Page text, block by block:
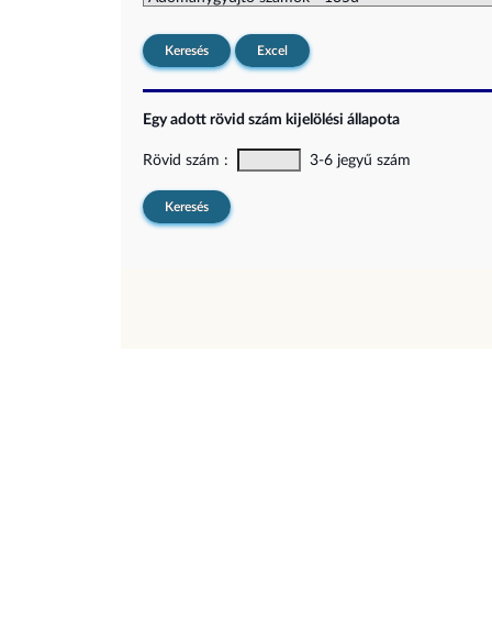
Keresés Excel
Egy adott rövid szám kijelölési állapota
Rövid szám : 3-6 jegyű szám
Keresés